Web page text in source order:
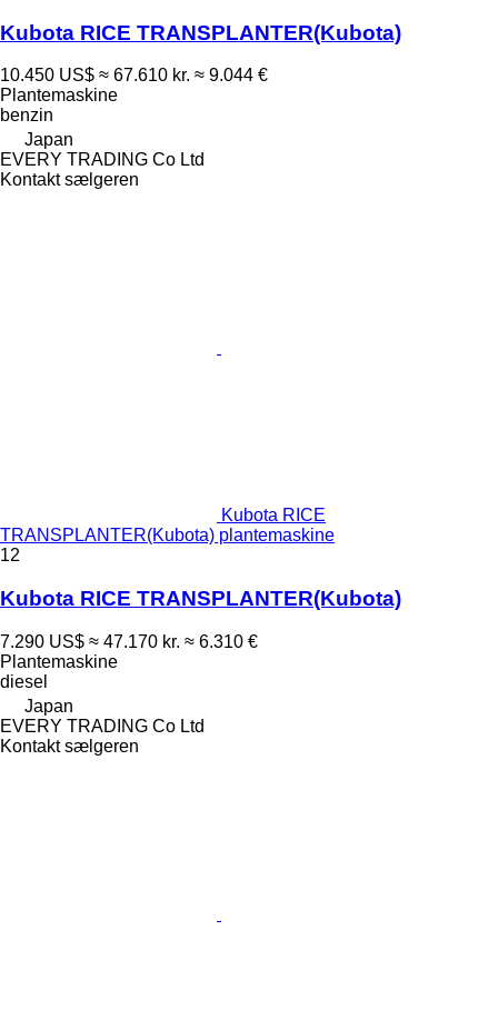
Kubota RICE TRANSPLANTER(Kubota)
10.450 US$ ≈ 67.610 kr. ≈ 9.044 €
Plantemaskine
benzin
Japan
EVERY TRADING Co Ltd
Kontakt sælgeren
Kubota RICE
TRANSPLANTER(Kubota) plantemaskine
12
Kubota RICE TRANSPLANTER(Kubota)
7.290 US$ ≈ 47.170 kr. ≈ 6.310 €
Plantemaskine
diesel
Japan
EVERY TRADING Co Ltd
Kontakt sælgeren